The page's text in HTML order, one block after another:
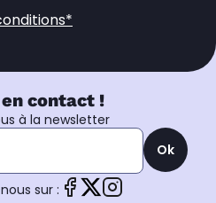
contact !
à la newsletter
Ok
sur :